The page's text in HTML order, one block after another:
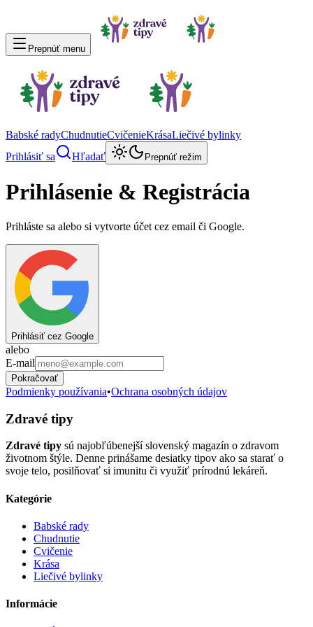
Prepnúť menu
Babské radyChudnutieCvičenieKrásaLiečivé bylinky
Prihlásiť sa
Hľadať Prepnúť režim
Prihlásenie & Registrácia
Prihláste sa alebo si vytvorte účet cez email či Google.
Prihlásiť cez Google
alebo
E-mail
Pokračovať
Podmienky používania•Ochrana osobných údajov
Zdravé tipy
Zdravé tipy sú najobľúbenejší slovenský magazín o zdravom
životnom štýle. Denne prinášame desiatky tipov ako sa starať o
svoje telo, posilňovať si imunitu či využiť prírodnú lekáreň.
Kategórie
Babské rady
Chudnutie
Cvičenie
Krása
Liečivé bylinky
Informácie